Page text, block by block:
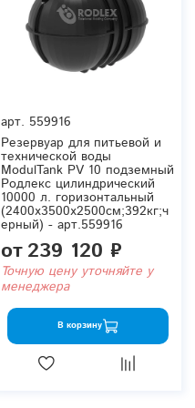
арт. 559916
Резервуар для питьевой и
технической воды
ModulTank PV 10 подземный
Родлекс цилиндрический
10000 л. горизонтальный
(2400x3500x2500см;392кг;ч
ерный) - арт.559916
от239 120 ₽
Точную цену уточняйте у
менеджера
В корзину